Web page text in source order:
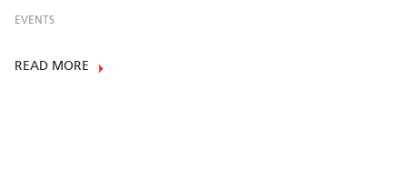
EVENTS
READ MORE